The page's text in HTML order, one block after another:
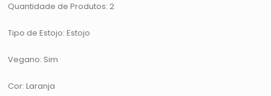
Quantidade de Produtos: 2
Tipo de Estojo: Estojo
Vegano: Sim
Cor: Laranja